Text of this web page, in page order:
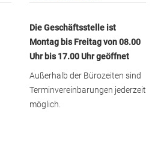
Die Geschäftsstelle ist
Montag bis Freitag von 08.00
Uhr bis 17.00 Uhr geöffnet
Außerhalb der Bürozeiten sind
Terminvereinbarungen jederzeit
möglich.